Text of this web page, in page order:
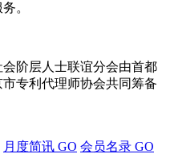
。
阶层人士联谊分会由首都
专利代理师协会共同筹备
月度简讯 GO 会员名录 GO